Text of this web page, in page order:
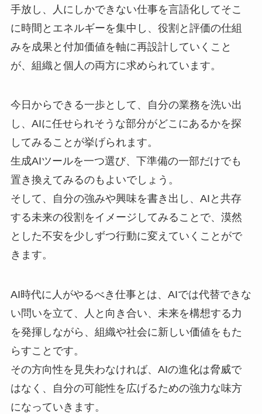
手放し、人にしかできない仕事を言語化してそこ
に時間とエネルギーを集中し、役割と評価の仕組
みを成果と付加価値を軸に再設計していくこと
が、組織と個人の両方に求められています。
今日からできる一歩として、自分の業務を洗い出
し、AIに任せられそうな部分がどこにあるかを探
してみることが挙げられます。
生成AIツールを一つ選び、下準備の一部だけでも
置き換えてみるのもよいでしょう。
そして、自分の強みや興味を書き出し、AIと共存
する未来の役割をイメージしてみることで、漠然
とした不安を少しずつ行動に変えていくことがで
きます。
AI時代に人がやるべき仕事とは、AIでは代替できな
い問いを立て、人と向き合い、未来を構想する力
を発揮しながら、組織や社会に新しい価値をもた
らすことです。
その方向性を見失わなければ、AIの進化は脅威で
はなく、自分の可能性を広げるための強力な味方
になっていきます。